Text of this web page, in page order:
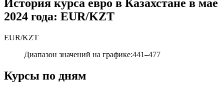
История курса евро в Казахстане в мае
2024 года: EUR/KZT
EUR/KZT
Диапазон значений на графике:441–477
Курсы по дням